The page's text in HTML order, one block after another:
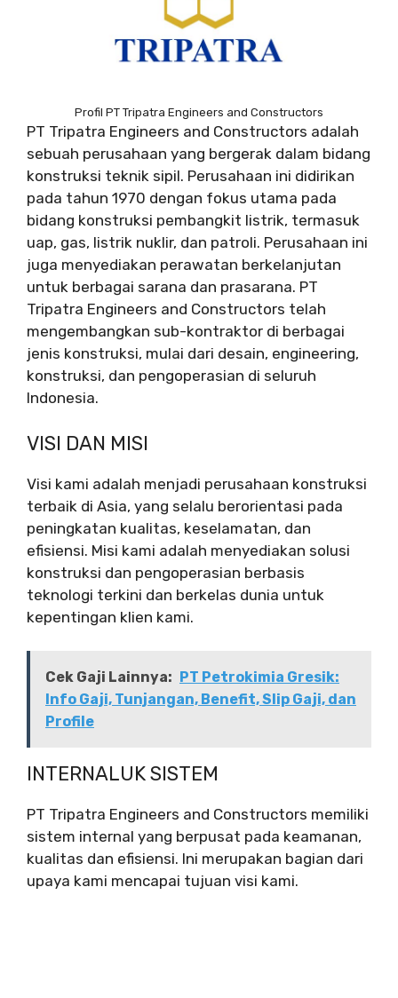
Profil PT Tripatra Engineers and Constructors
PT Tripatra Engineers and Constructors adalah
sebuah perusahaan yang bergerak dalam bidang
konstruksi teknik sipil. Perusahaan ini didirikan
pada tahun 1970 dengan fokus utama pada
bidang konstruksi pembangkit listrik, termasuk
uap, gas, listrik nuklir, dan patroli. Perusahaan ini
juga menyediakan perawatan berkelanjutan
untuk berbagai sarana dan prasarana. PT
Tripatra Engineers and Constructors telah
mengembangkan sub-kontraktor di berbagai
jenis konstruksi, mulai dari desain, engineering,
konstruksi, dan pengoperasian di seluruh
Indonesia.
VISI DAN MISI
Visi kami adalah menjadi perusahaan konstruksi
terbaik di Asia, yang selalu berorientasi pada
peningkatan kualitas, keselamatan, dan
efisiensi. Misi kami adalah menyediakan solusi
konstruksi dan pengoperasian berbasis
teknologi terkini dan berkelas dunia untuk
kepentingan klien kami.
Cek Gaji Lainnya:
PT Petrokimia Gresik:
Info Gaji, Tunjangan, Benefit, Slip Gaji, dan
Profile
INTERNALUK SISTEM
PT Tripatra Engineers and Constructors memiliki
sistem internal yang berpusat pada keamanan,
kualitas dan efisiensi. Ini merupakan bagian dari
upaya kami mencapai tujuan visi kami.